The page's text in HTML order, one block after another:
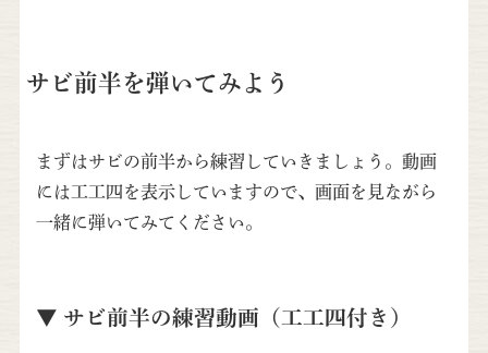
サビ前半を弾いてみよう
まずはサビの前半から練習していきましょう。動画
には工工四を表示していますので、画面を見ながら
一緒に弾いてみてください。
▼ サビ前半の練習動画（工工四付き）